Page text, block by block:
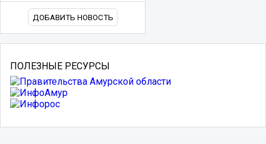
ДОБАВИТЬ НОВОСТЬ
ПОЛЕЗНЫЕ РЕСУРСЫ